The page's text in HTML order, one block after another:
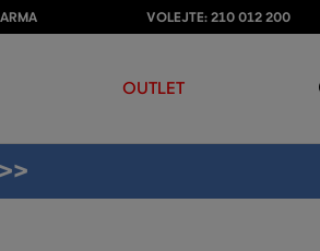
VOLEJTE: 210 012 200
OUTLET